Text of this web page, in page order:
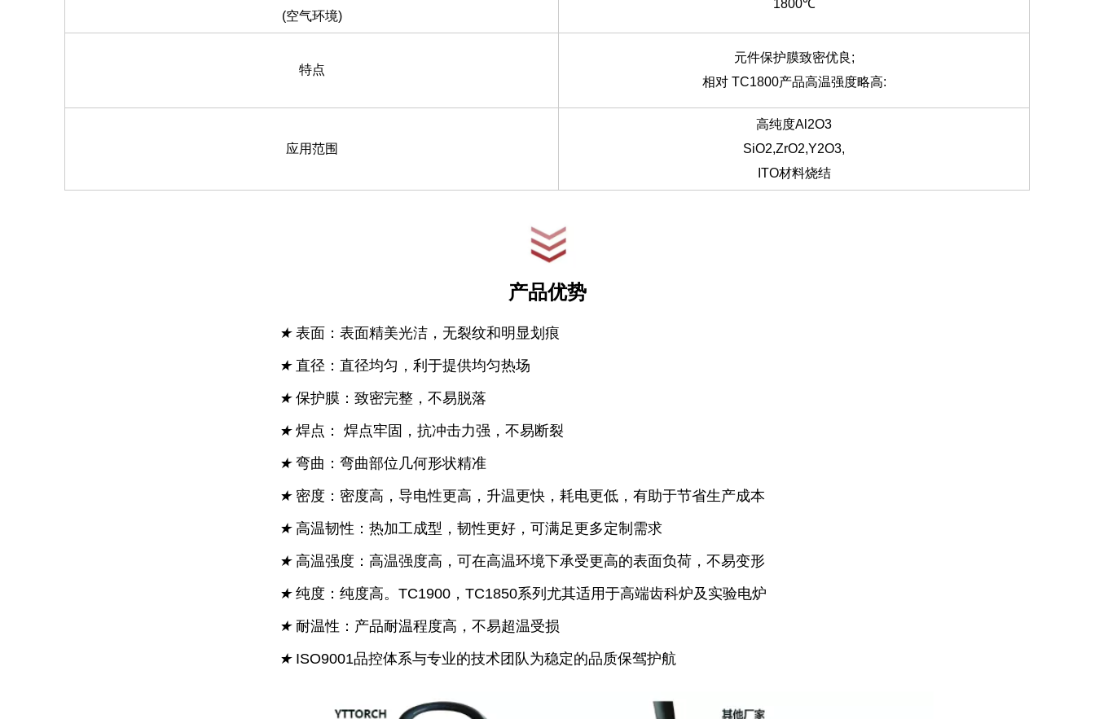
(空气环境)
1800℃
特点
元件保护膜致密优良;
相对 TC1800产品高温强度略高:
应用范围
高纯度Al2O3
SiO2,ZrO2,Y2O3,
ITO材料烧结
产品优势
★ 表面：表面精美光洁，无裂纹和明显划痕
★ 直径：直径均匀，利于提供均匀热场
★ 保护膜：致密完整，不易脱落
★ 焊点： 焊点牢固，抗冲击力强，不易断裂
★ 弯曲：弯曲部位几何形状精准
★ 密度：密度高，导电性更高，升温更快，耗电更低，有助于节省生产成本
★ 高温韧性：热加工成型，韧性更好，可满足更多定制需求
★ 高温强度：高温强度高，可在高温环境下承受更高的表面负荷，不易变形
★ 纯度：纯度高。TC1900，TC1850系列尤其适用于高端齿科炉及实验电炉
★ 耐温性：产品耐温程度高，不易超温受损
★ ISO9001品控体系与专业的技术团队为稳定的品质保驾护航